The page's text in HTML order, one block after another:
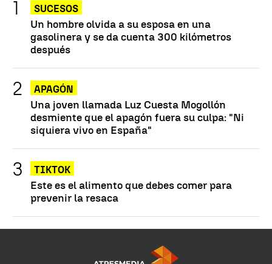
SUCESOS
Un hombre olvida a su esposa en una
gasolinera y se da cuenta 300 kilómetros
después
APAGÓN
Una joven llamada Luz Cuesta Mogollón
desmiente que el apagón fuera su culpa: "Ni
siquiera vivo en España"
TIKTOK
Este es el alimento que debes comer para
prevenir la resaca